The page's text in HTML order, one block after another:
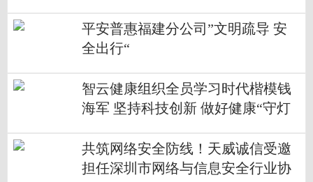
平安普惠福建分公司”文明疏导 安
全出行“
智云健康组织全员学习时代楷模钱
海军 坚持科技创新 做好健康“守灯
共筑网络安全防线！天威诚信受邀
担任深圳市网络与信息安全行业协